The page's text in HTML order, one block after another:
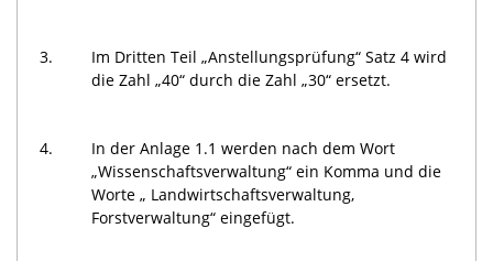
3.
Im Dritten Teil „Anstellungsprüfung“ Satz 4 wird
die Zahl „40“ durch die Zahl „30“ ersetzt.
4.
In der Anlage 1.1 werden nach dem Wort
„Wissenschaftsverwaltung“ ein Komma und die
Worte „ Landwirtschaftsverwaltung,
Forstverwaltung“ eingefügt.